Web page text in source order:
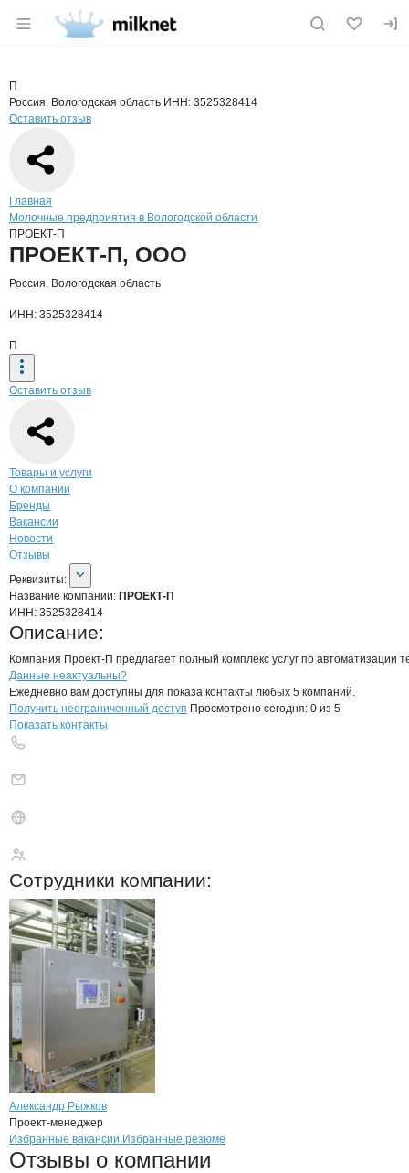
Раздел навигации по сайту milknet.ru
Страница компании
Страница компании
Краткая информация о компании
П
Россия, Вологодская область ИНН: 3525328414
Оставить отзыв
Навигация по сайту
Главная
Молочные предприятия в Вологодской области
ПРОЕКТ-П
Основная информация о компании
ПРОЕКТ-П, ООО
Россия, Вологодская область
ИНН: 3525328414
П
Оставить отзыв
Навигация по странице
Товары и услуги
О компании
Бренды
Вакансии
Новости
Отзывы
О компании
Реквизиты
Реквизиты:
Название компании: ПРОЕКТ-П
ИНН: 3525328414
Описание:
Компания Проект-П предлагает полный комплекс услуг по автоматизации
Контактыкомпании
+7(800)000-00-..
Данные неактуальны?
Ежедневно вам доступны для показа контакты любых 5 компаний.
Получить неограниченный доступ Просмотрено сегодня: 0 из 5
Показать контакты
Сотрудники компании:
Александр Рыжков
Проект-менеджер
Брендыкомпани ПРОЕКТ-П
Вакансии вПРОЕКТ-П
Избранные вакансии Избранные резюме
Новости oПРОЕКТ-П, ООО
Отзывы о компании